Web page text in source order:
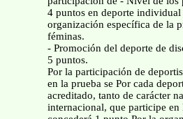
4 puntos en deporte
organización específica de la
féminas.
- Promoción del deporte de
5 puntos.
Por la participación de
en la prueba se Por cada
acreditado, tanto de carácter
internacional, que participe en